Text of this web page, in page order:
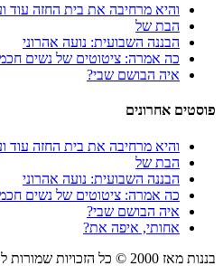
והיא מרחיבה את בית החזה עוד
הבת של
הבננה השבועית: נועה אהרוני
כה אמרה: ציטוטים של נשים
איה הבושם שבי?
פוסטים אחרונים
והיא מרחיבה את בית החזה עוד
הבת של
הבננה השבועית: נועה אהרוני
כה אמרה: ציטוטים של נשים
איה הבושם שבי?
אחותי, איפה את?
בננות מאז 2000 © כל הזכויות שמורות